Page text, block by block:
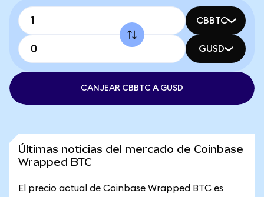
CBBTC
GUSD
CANJEAR CBBTC A GUSD
Últimas noticias del mercado de Coinbase
Wrapped BTC
El precio actual de Coinbase Wrapped BTC es